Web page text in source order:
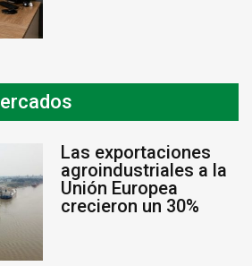
Las exportaciones
agroindustriales a la
Unión Europea
crecieron un 30%